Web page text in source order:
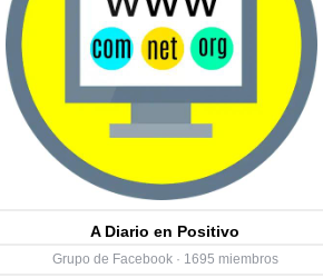
A Diario en Positivo
Grupo de Facebook · 1695 miembros